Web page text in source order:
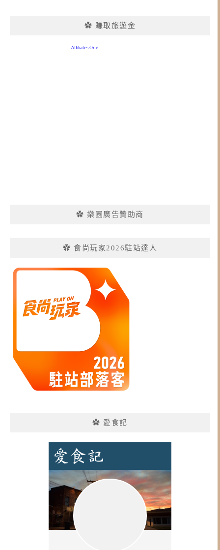
✿ 賺取旅遊金
✿ 樂園廣告贊助商
✿ 食尚玩家2026駐站達人
✿ 愛食記